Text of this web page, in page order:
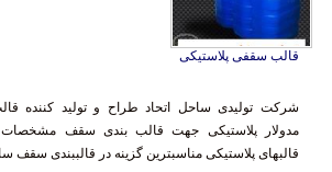
قالب سقفی پلاستیکی
شرکت تولیدی ساحل اتحاد طراح و تولید کننده
مدولار پلاستیکی جهت قالب بندی سقف
قالبهای پلاستیکی مناسبترین گزینه در قالببندی سقف